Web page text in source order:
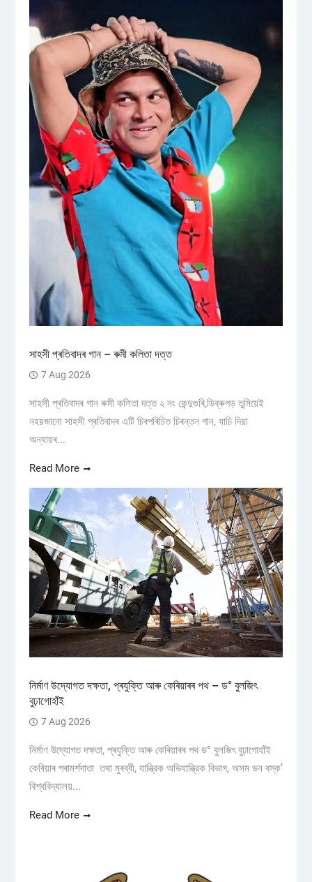
সাহসী প্ৰতিবাদৰ গান – ৰুমী কলিতা দত্ত
7 Aug 2026
সাহসী প্ৰতিবাদৰ গান ৰুমী কলিতা দত্ত ২ নং কেন্দুগুৰি,ডিব্ৰুগড় তুমিয়েই
নহয়জানো সাহসী প্ৰতিবাদৰ এটি চিৰপৰিচিত চিৰন্তন গান, যাচি দিয়া
অন্যায়ৰ...
Read More
নিৰ্মাণ উদ্যোগত দক্ষতা, প্ৰযুক্তি আৰু কেৰিয়াৰৰ পথ – ড° বুলজিৎ
বুঢ়াগোহাঁই
7 Aug 2026
নিৰ্মাণ উদ্যোগত দক্ষতা, প্ৰযুক্তি আৰু কেৰিয়াৰৰ পথ ড° বুলজিৎ বুঢ়াগোহাঁই
কেৰিয়াৰ পৰামৰ্শদাতা তথা মুৰব্বী, যান্ত্রিক অভিযান্ত্রিক বিভাগ, অসম ডন বস্ক’
বিশ্ববিদ্যালয়...
Read More